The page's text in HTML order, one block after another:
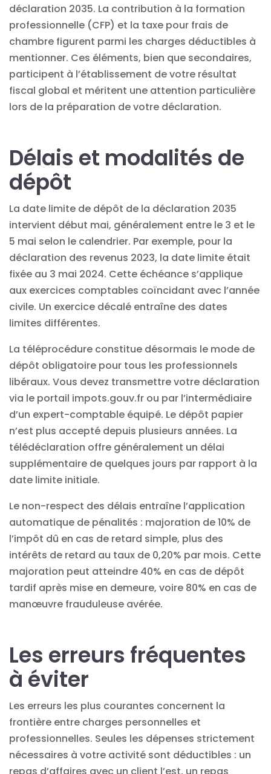
déclaration 2035. La contribution à la formation
professionnelle (CFP) et la taxe pour frais de
chambre figurent parmi les charges déductibles à
mentionner. Ces éléments, bien que secondaires,
participent à l’établissement de votre résultat
fiscal global et méritent une attention particulière
lors de la préparation de votre déclaration.
Délais et modalités de
dépôt
La date limite de dépôt de la déclaration 2035
intervient début mai, généralement entre le 3 et le
5 mai selon le calendrier. Par exemple, pour la
déclaration des revenus 2023, la date limite était
fixée au 3 mai 2024. Cette échéance s’applique
aux exercices comptables coïncidant avec l’année
civile. Un exercice décalé entraîne des dates
limites différentes.
La téléprocédure constitue désormais le mode de
dépôt obligatoire pour tous les professionnels
libéraux. Vous devez transmettre votre déclaration
via le portail impots.gouv.fr ou par l’intermédiaire
d’un expert-comptable équipé. Le dépôt papier
n’est plus accepté depuis plusieurs années. La
télédéclaration offre généralement un délai
supplémentaire de quelques jours par rapport à la
date limite initiale.
Le non-respect des délais entraîne l’application
automatique de pénalités : majoration de 10% de
l’impôt dû en cas de retard simple, plus des
intérêts de retard au taux de 0,20% par mois. Cette
majoration peut atteindre 40% en cas de dépôt
tardif après mise en demeure, voire 80% en cas de
manœuvre frauduleuse avérée.
Les erreurs fréquentes
à éviter
Les erreurs les plus courantes concernent la
frontière entre charges personnelles et
professionnelles. Seules les dépenses strictement
nécessaires à votre activité sont déductibles : un